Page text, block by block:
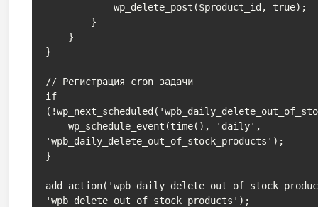
            wp_delete_post($product_id, true);
}
// Регистрация cron задачи
if
    wp_schedule_event(time(), 'daily',
'wpb_daily_delete_out_of_stock_products');
}
'wpb_delete_out_of_stock_products');